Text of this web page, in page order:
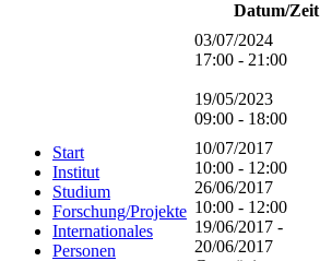
Start
Institut
Studium
Forschung/Projekte
Internationales
Personen
Datum/Zeit
03/07/2024
17:00 - 21:00
19/05/2023
09:00 - 18:00
10/07/2017
10:00 - 12:00
26/06/2017
10:00 - 12:00
19/06/2017 -
20/06/2017